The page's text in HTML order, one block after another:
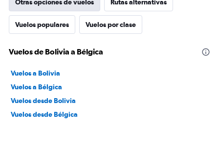
Otras opciones de vuelos Rutas alternativas
Vuelos populares Vuelos por clase
Vuelos de Bolivia a Bélgica
Vuelos a Bolivia
Vuelos a Bélgica
Vuelos desde Bolivia
Vuelos desde Bélgica